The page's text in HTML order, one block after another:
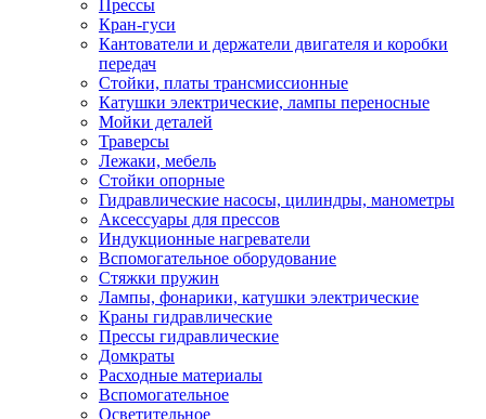
Прессы
Кран-гуси
Кантователи и держатели двигателя и коробки
передач
Стойки, платы трансмиссионные
Катушки электрические, лампы переносные
Мойки деталей
Траверсы
Лежаки, мебель
Стойки опорные
Гидравлические насосы, цилиндры, манометры
Аксессуары для прессов
Индукционные нагреватели
Вспомогательное оборудование
Стяжки пружин
Лампы, фонарики, катушки электрические
Краны гидравлические
Прессы гидравлические
Домкраты
Расходные материалы
Вспомогательное
Осветительное